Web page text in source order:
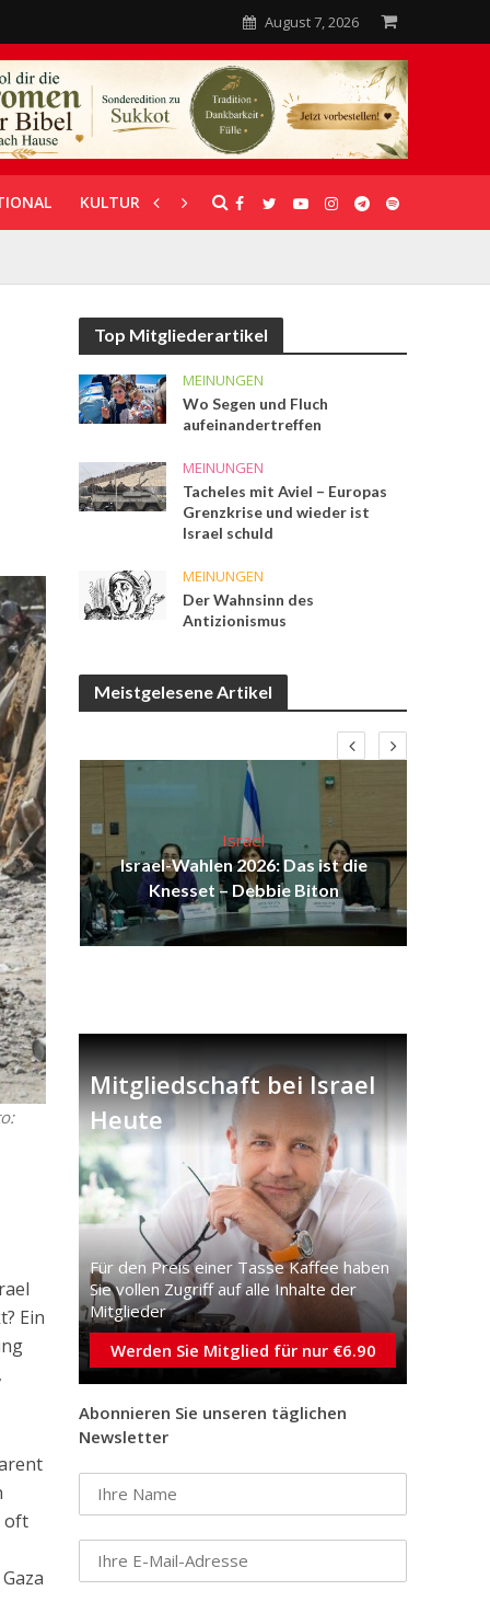
August 7, 2026
KULTUR UNTERSTÜTZUNG
Ein
oft
Top Mitgliederartikel
MEINUNGEN
Wo Segen und Fluch
aufeinandertreffen
MEINUNGEN
Tacheles mit Aviel – Europas
Grenzkrise und wieder ist
Israel schuld
MEINUNGEN
Der Wahnsinn des
Antizionismus
Meistgelesene Artikel
ist
Israel
Israel-Wahlen 2026: Das ist die
Knesset – Debbie Biton
Mitgliedschaft bei Israel
Heute
Für den Preis einer Tasse Kaffee haben
Sie vollen Zugriff auf alle Inhalte der
Mitglieder
Werden Sie Mitglied für nur €6.90
Abonnieren Sie unseren täglichen
Newsletter